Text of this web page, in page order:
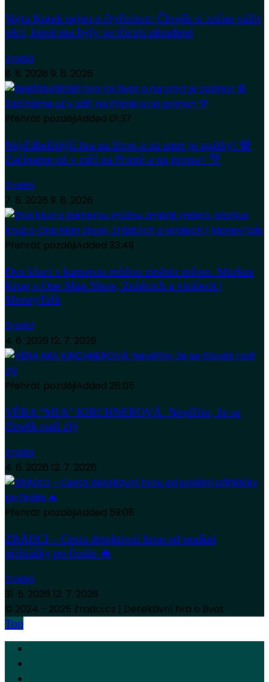
Vojta Kotek nejen o čtyřicítce: Člověk si začne vážit
věcí, které mu byly ve třiceti ukradené
Zradci
8. 8. 2026 9. 8. 2026
Přehrát pozdějiAdded 01:37
Nejďábelštější hra na život a na smrt je zpátky! 💀
Začínáme už v září na Primě a na prima+ 💚
Zradci
7. 8. 2026 9. 8. 2026
Přehrát pozdějiAdded 33:49
Dva kluci s kamerou můžou změnit město. Markus
Krug o One Man Show, Zrádcích a virálech |
MoneyTalk
Zradci
4. 6. 2026 12. 7. 2026
Přehrát pozdějiAdded 26:05
VĚRA “MIA” KIRCHNEROVÁ: Nevěřím, že se
člověk rodí zlý
Zradci
4. 6. 2026 12. 7. 2026
Přehrát pozdějiAdded 59:08
ZRÁDCI – Cesta detektivní hrou od podání
přihlášky po finále 🔥
Zradci
31. 5. 2026 12. 7. 2026
© 2024 - 2025 Zradci.cz | Detektivní hra o život
Top